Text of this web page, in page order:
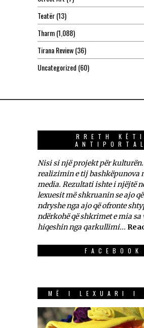
Teatër(13)
Tharm(1,088)
Tirana Review(36)
Uncategorized (60)
RRETH
Nisi si një projekt për kulturën.
realizimin e tij bashkëpunova
media. Rezultati ishte i njëjtë
lexuesit më shkruanin se ajo
ndryshe nga ajo që ofronte
ndërkohë që shkrimet e mia sa
hiqeshin nga qarkullimi...
FACEBOOK
MË I LEXUARI I